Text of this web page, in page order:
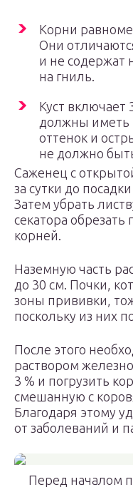
Корни
Они
и не содержат
на гниль.
Куст включает
должны
оттенок и
не должно
Саженец с
за сутки до
Затем убрать
секатора
корней.
Наземную часть
до 30 см. Почки,
зоны прививки,
поскольку из них
После этого
раствором
3 % и погрузить
смешанную с
Благодаря этому
от заболеваний и
Перед началом